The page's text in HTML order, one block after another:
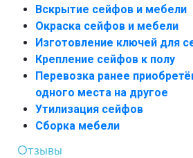
Вскрытие сейфов и мебели
Окраска сейфов и мебели
Изготовление ключей для
Крепление сейфов к полу
Перевозка ранее
одного места на другое
Утилизация сейфов
Сборка мебели
Отзывы